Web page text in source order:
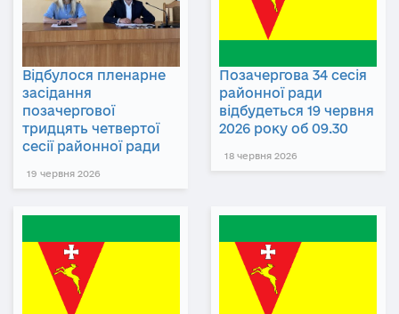
Відбулося пленарне
засідання
позачергової
тридцять четвертої
сесії районної ради
19 червня 2026
Позачергова 34 сесія
районної ради
відбудеться 19 червня
2026 року об 09.30
18 червня 2026